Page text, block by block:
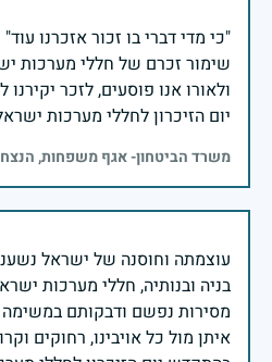
שימור זכרם של חללי מערכות
יום הזיכרון לחללי מערכות ישראל
משרד הביטחון- אגף משפחות,
עוצמתה וחוסנה של ישראל
בניה ובנותיה, חללי מערכות
מסירות נפשם ודבקותם במשימה